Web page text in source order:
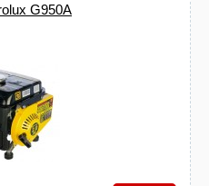
G950A